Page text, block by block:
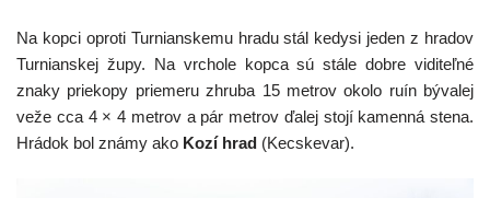
Na kopci oproti Turnianskemu hradu stál kedysi jeden z hradov
Turnianskej župy. Na vrchole kopca sú stále dobre viditeľné
znaky priekopy priemeru zhruba 15 metrov okolo ruín bývalej
veže cca 4 × 4 metrov a pár metrov ďalej stojí kamenná stena.
Hrádok bol známy ako Kozí hrad (Kecskevar).